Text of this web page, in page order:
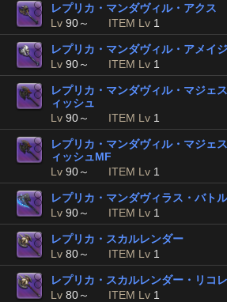
レプリカ・マンダヴィル・アクス
Lv 90～ ITEM Lv 1
レプリカ・マンダヴィル・アメイ
Lv 90～ ITEM Lv 1
レプリカ・マンダヴィル・マジェ
ィッシュ
Lv 90～ ITEM Lv 1
レプリカ・マンダヴィル・マジェ
ィッシュMF
Lv 90～ ITEM Lv 1
レプリカ・マンダヴィラス・バト
Lv 90～ ITEM Lv 1
レプリカ・スカルレンダー
Lv 80～ ITEM Lv 1
レプリカ・スカルレンダー・リコ
Lv 80～ ITEM Lv 1